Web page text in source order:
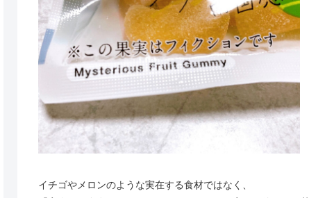
イチゴやメロンのような実在する食材ではなく、